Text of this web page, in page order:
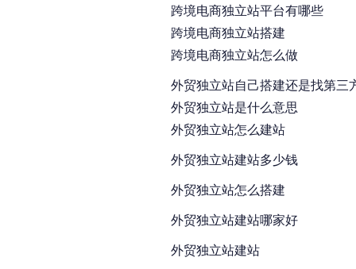
跨境电商独立站平台有哪些
跨境电商独立站搭建
跨境电商独立站怎么做
外贸独立站自己搭建还是找第三
外贸独立站是什么意思
外贸独立站怎么建站
外贸独立站建站多少钱
外贸独立站怎么搭建
外贸独立站建站哪家好
外贸独立站建站